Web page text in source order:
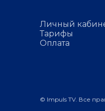
Личный
Тарифы
Оплата
© Impuls TV. Все